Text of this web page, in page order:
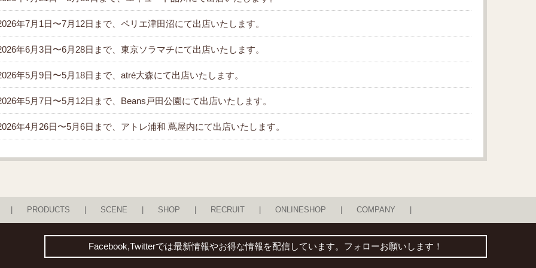
年7月1日〜7月12日まで、ペリエ津田沼にて出店いたします。
年6月3日〜6月28日まで、東京ソラマチにて出店いたします。
年5月9日〜5月18日まで、atré大森にて出店いたします。
年5月7日〜5月12日まで、Beans戸田公園にて出店いたします。
年4月26日〜5月6日まで、アトレ浦和 蔦屋内にて出店いたします。
PRODUCTS SCENE SHOP RECRUIT ONLINESHOP COMPANY
Facebook,Twitterでは最新情報やお得な情報を配信しています。フォローお願いします！